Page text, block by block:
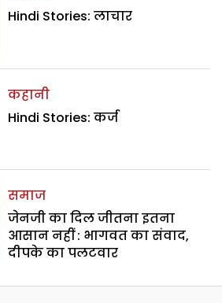
Hindi Stories: लाचार
कहानी
Hindi Stories: कर्ज
समाज
जेनजी का दिल जीतना इतना
आसान नहीं : भागवत का संवाद,
दीपके का पलटवार